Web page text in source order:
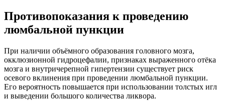
Противопоказания к проведению
люмбальной пункции
При наличии объёмного образования головного мозга,
окклюзионной гидроцефалии, признаках выраженного отёка
мозга и внутричерепной гипертензии существует риск
осевого вклинения при проведении люмбальной пункции.
Его вероятность повышается при использовании толстых игл
и выведении большого количества ликвора.